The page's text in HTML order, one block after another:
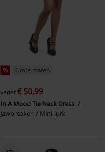
% Grote maten
vanaf€ 50,99
In A Mood Tie Neck Dress
Jawbreaker
Mini-jurk